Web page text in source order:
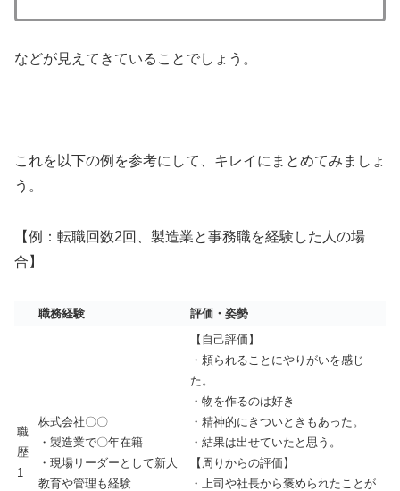
などが見えてきていることでしょう。
これを以下の例を参考にして、キレイにまとめてみましょ
う。
【例：転職回数2回、製造業と事務職を経験した人の場
合】
職務経験 評価・姿勢
職
歴
1
株式会社〇〇
・製造業で〇年在籍
・現場リーダーとして新人
教育や管理も経験
【自己評価】
・頼られることにやりがいを感じ
た。
・物を作るのは好き
・精神的にきついときもあった。
・結果は出せていたと思う。
【周りからの評価】
・上司や社長から褒められたことが